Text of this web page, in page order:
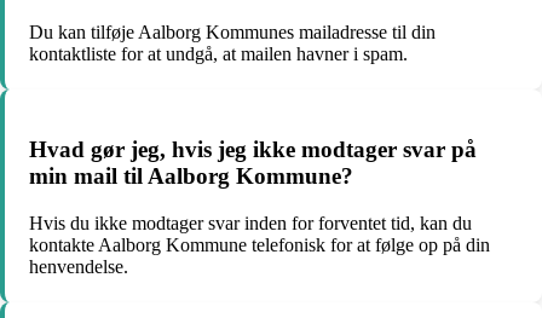
Du kan tilføje Aalborg Kommunes mailadresse til din
kontaktliste for at undgå, at mailen havner i spam.
Hvad gør jeg, hvis jeg ikke modtager svar på
min mail til Aalborg Kommune?
Hvis du ikke modtager svar inden for forventet tid, kan du
kontakte Aalborg Kommune telefonisk for at følge op på din
henvendelse.